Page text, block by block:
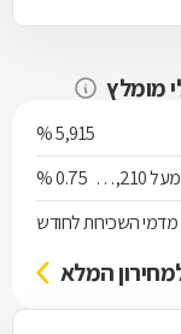
מומלץ
5,915 %
רישום מקרקעין ע"י עורך הדין שלא ערך את החוזה - מעל 538,210 ש"ח 0.75 %
השכירות לחודש
המלא